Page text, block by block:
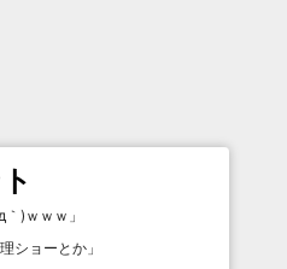
｀)ｗｗｗ 」
ショーとか 」